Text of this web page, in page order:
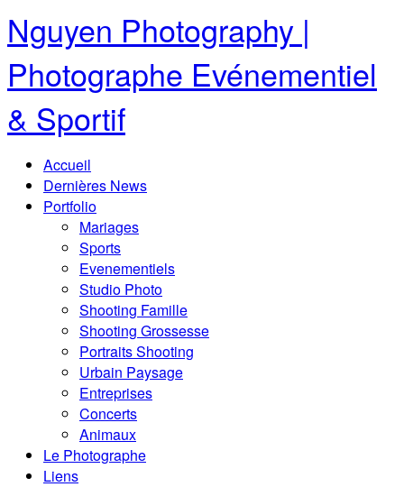
Nguyen Photography |
Photographe Evénementiel
& Sportif
Accueil
Dernières News
Portfolio
Mariages
Sports
Evenementiels
Studio Photo
Shooting Famille
Shooting Grossesse
Portraits Shooting
Urbain Paysage
Entreprises
Concerts
Animaux
Le Photographe
Liens